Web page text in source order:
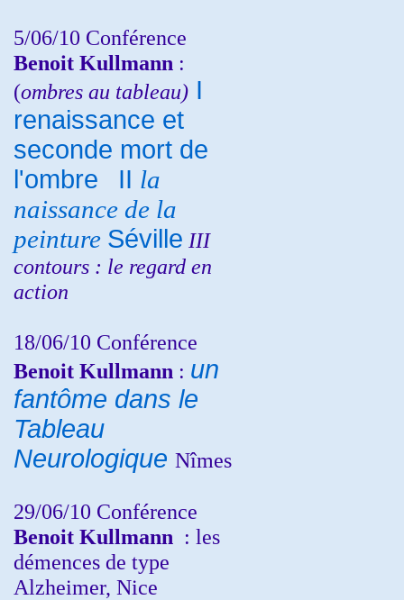
5/06/10 Conférence
Benoit Kullmann :
(ombres au tableau) I
renaissance et
seconde mort de
l'ombre
II la
naissance de la
peinture Séville III
contours : le regard en
action
18/06/10 Conférence
Benoit Kullmann : un
fantôme dans le
Tableau
Neurologique Nîmes
29/06/10 Conférence
Benoit Kullmann : les
démences de type
Alzheimer, Nice